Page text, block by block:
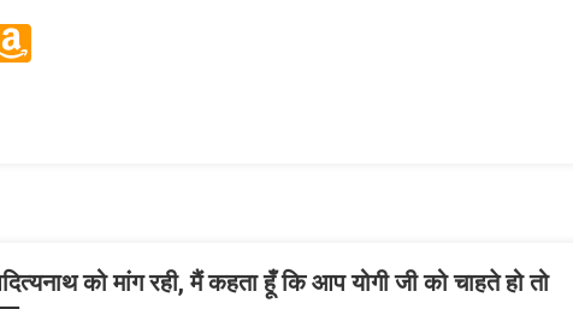
को मांग रही, मैं कहता हूँ कि आप योगी जी को चाहते हो तो